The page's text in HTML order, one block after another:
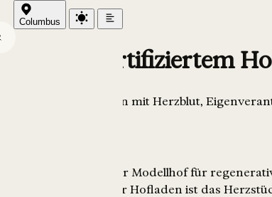
Columbus
auf bio-zertifiziertem
die den Laden mit Herzblut,
ein bio-zertifizierter Modellhof für
Betriebskonzepts. Der Hofladen ist das